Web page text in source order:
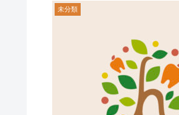
未分類